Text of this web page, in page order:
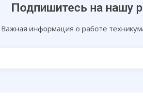
Подпишитесь на нашу
Важная информация о работе